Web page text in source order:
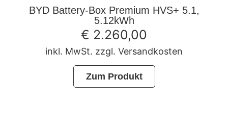
BYD Battery-Box Premium HVS+ 5.1,
5.12kWh
€ 2.260,00
inkl. MwSt. zzgl. Versandkosten
Zum Produkt